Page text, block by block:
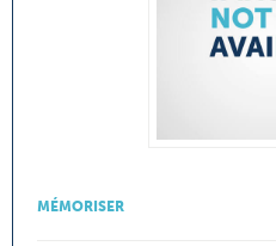
MÉMORISER